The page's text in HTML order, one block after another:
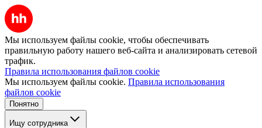
Мы используем файлы cookie, чтобы обеспечивать
правильную работу нашего веб-сайта и анализировать сетевой
трафик.
Правила использования файлов cookie
Мы используем файлы cookie. Правила использования
файлов cookie
Понятно
Ищу сотрудника